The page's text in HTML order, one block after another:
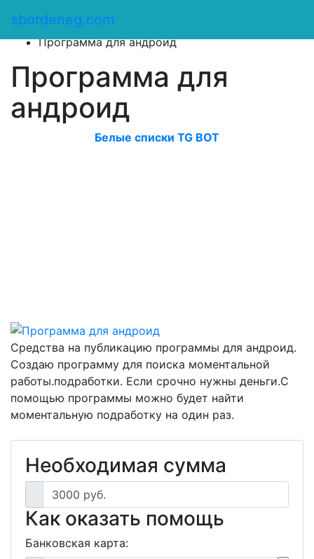
sbordeneg.com
Оказать помощь
Программа для андроид
Программа для
андроид
Белые списки TG BOT
Средства на публикацию программы для андроид.
Создаю программу для поиска моментальной
работы.подработки. Если срочно нужны деньги.С
помощью программы можно будет найти
моментальную подработку на один раз.
Необходимая сумма
3000 руб.
Как оказать помощь
Банковская карта: